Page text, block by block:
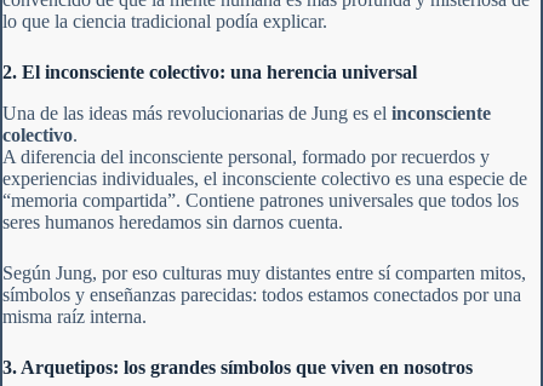
lo que la ciencia tradicional podía explicar.
2. El inconsciente colectivo: una herencia universal
Una de las ideas más revolucionarias de Jung es el inconsciente
colectivo.
A diferencia del inconsciente personal, formado por recuerdos y
experiencias individuales, el inconsciente colectivo es una especie de
“memoria compartida”. Contiene patrones universales que todos los
seres humanos heredamos sin darnos cuenta.
Según Jung, por eso culturas muy distantes entre sí comparten mitos,
símbolos y enseñanzas parecidas: todos estamos conectados por una
misma raíz interna.
3. Arquetipos: los grandes símbolos que viven en nosotros